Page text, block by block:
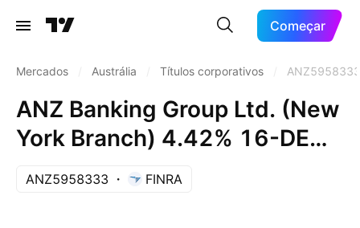
Começar
Mercados Austrália Títulos corporativos ANZ5958333
ANZ Banking Group Ltd. (New
York Branch) 4.42% 16-DEC-
2026
ANZ5958333 FINRA